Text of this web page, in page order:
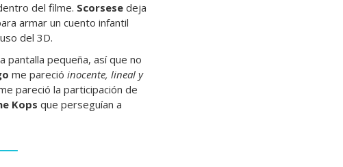
del filme. Scorsese deja
armar un cuento infantil
del 3D.
pantalla pequeña, así que no
me pareció inocente, lineal y
pareció la participación de
Kops que perseguían a